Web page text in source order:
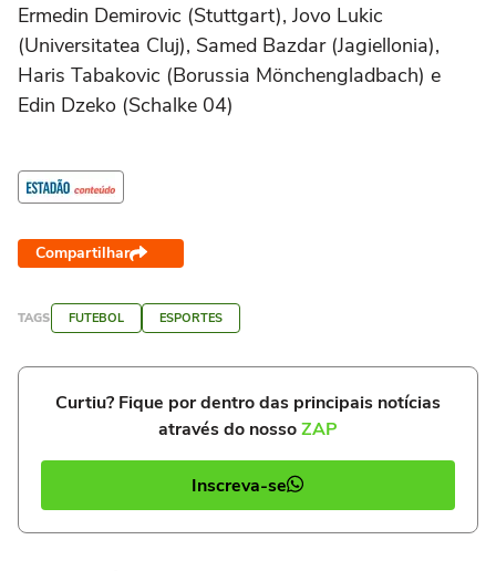
Ermedin Demirovic (Stuttgart), Jovo Lukic
(Universitatea Cluj), Samed Bazdar (Jagiellonia),
Haris Tabakovic (Borussia Mönchengladbach) e
Edin Dzeko (Schalke 04)
Compartilhar
TAGS FUTEBOL ESPORTES
Curtiu? Fique por dentro das principais notícias
através do nossoZAP
Inscreva-se